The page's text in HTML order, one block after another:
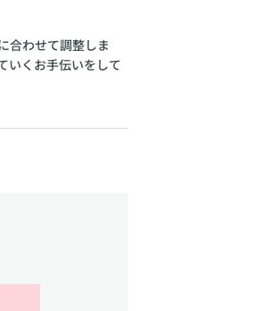
合わせて調整しま
いくお手伝いをして